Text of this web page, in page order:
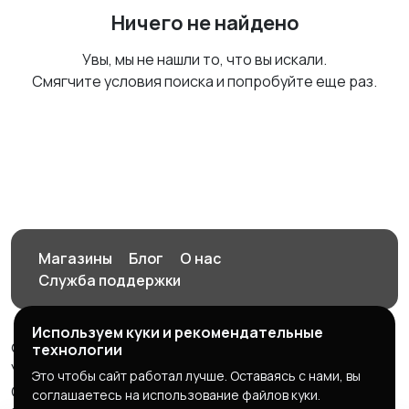
Ничего не найдено
Увы, мы не нашли то, что вы искали.
Смягчите условия поиска и попробуйте еще раз.
Магазины Блог
О нас
Служба поддержки
© 2026 Орен-АЙ - Авто | Недвижимость | Работа |
Услуги
Создал Карусов Е.С ООО "ЦПК" ИНН 5609203278 ОГРН
Используем куки и рекомендательные
технологии
Это чтобы сайт работал лучше. Оставаясь с нами, вы
соглашаетесь на использование файлов куки.